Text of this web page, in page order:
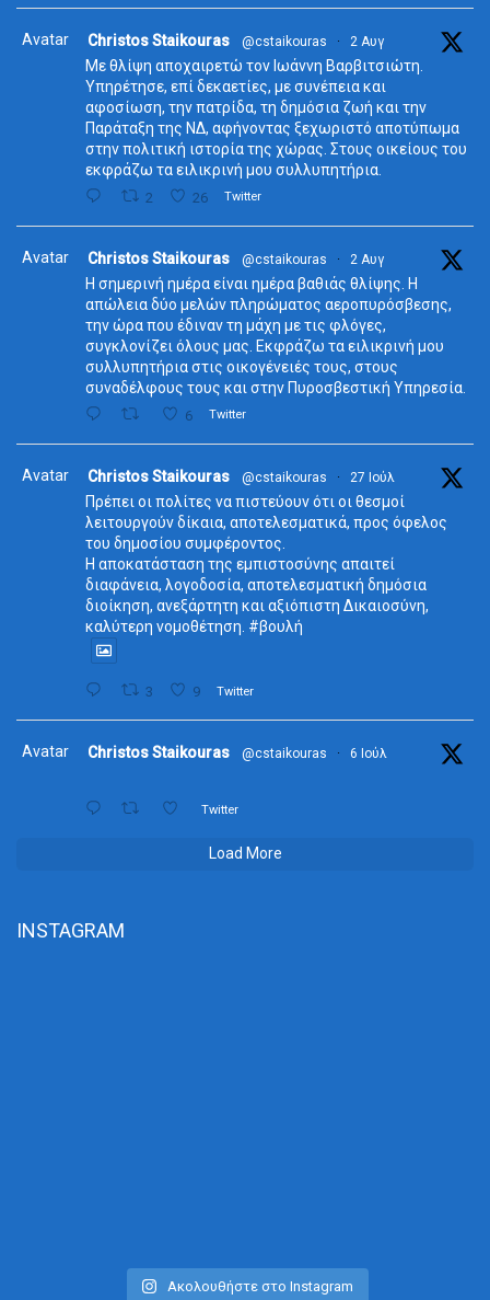
Avatar Christos Staikouras @cstaikouras · 2 Αυγ
Με θλίψη αποχαιρετώ τον Ιωάννη Βαρβιτσιώτη.
Υπηρέτησε, επί δεκαετίες, με συνέπεια και
αφοσίωση, την πατρίδα, τη δημόσια ζωή και την
Παράταξη της ΝΔ, αφήνοντας ξεχωριστό αποτύπωμα
στην πολιτική ιστορία της χώρας. Στους οικείους του
εκφράζω τα ειλικρινή μου συλλυπητήρια.
2 26 Twitter
Avatar Christos Staikouras @cstaikouras · 2 Αυγ
Η σημερινή ημέρα είναι ημέρα βαθιάς θλίψης. Η
απώλεια δύο μελών πληρώματος αεροπυρόσβεσης,
την ώρα που έδιναν τη μάχη με τις φλόγες,
συγκλονίζει όλους μας. Εκφράζω τα ειλικρινή μου
συλλυπητήρια στις οικογένειές τους, στους
συναδέλφους τους και στην Πυροσβεστική Υπηρεσία.
6 Twitter
Avatar Christos Staikouras @cstaikouras · 27 Ιούλ
Πρέπει οι πολίτες να πιστεύουν ότι οι θεσμοί
λειτουργούν δίκαια, αποτελεσματικά, προς όφελος
του δημοσίου συμφέροντος.
Η αποκατάσταση της εμπιστοσύνης απαιτεί
διαφάνεια, λογοδοσία, αποτελεσματική δημόσια
διοίκηση, ανεξάρτητη και αξιόπιστη Δικαιοσύνη,
καλύτερη νομοθέτηση. #βουλή
3 9 Twitter
Avatar Christos Staikouras @cstaikouras · 6 Ιούλ
Twitter
Load More
INSTAGRAM
Ακολουθήστε στο Instagram